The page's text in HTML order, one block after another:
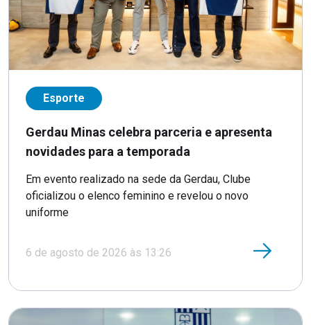
Esporte
Gerdau Minas celebra parceria e apresenta
novidades para a temporada
Em evento realizado na sede da Gerdau, Clube
oficializou o elenco feminino e revelou o novo
uniforme
6 de agosto de 2026 às 13:26